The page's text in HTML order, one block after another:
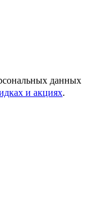
данных
и акциях.